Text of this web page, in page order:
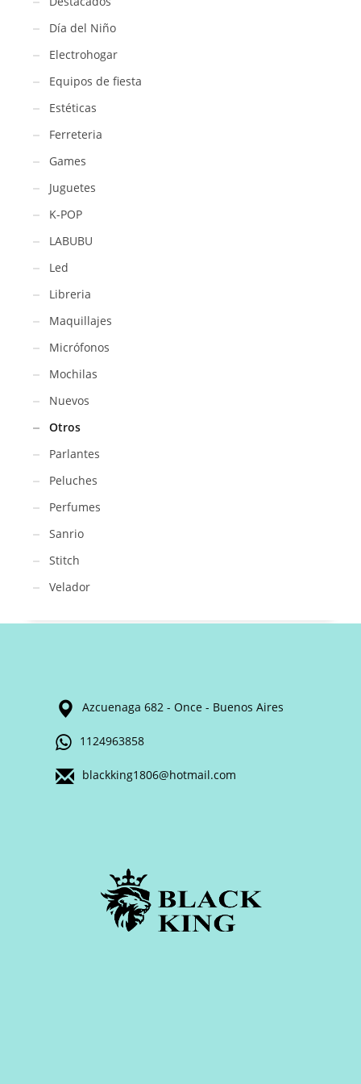
Día del Niño
Electrohogar
Equipos de fiesta
Estéticas
Ferreteria
Games
Juguetes
K-POP
LABUBU
Led
Libreria
Maquillajes
Micrófonos
Mochilas
Nuevos
Otros
Parlantes
Peluches
Perfumes
Sanrio
Stitch
Velador
Azcuenaga 682 - Once - Buenos Aires
1124963858
blackking1806@hotmail.com